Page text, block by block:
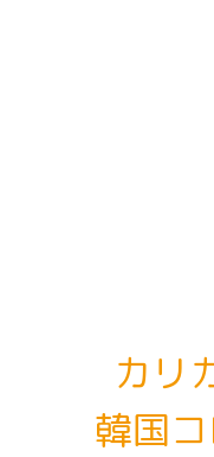
カリ
韓国